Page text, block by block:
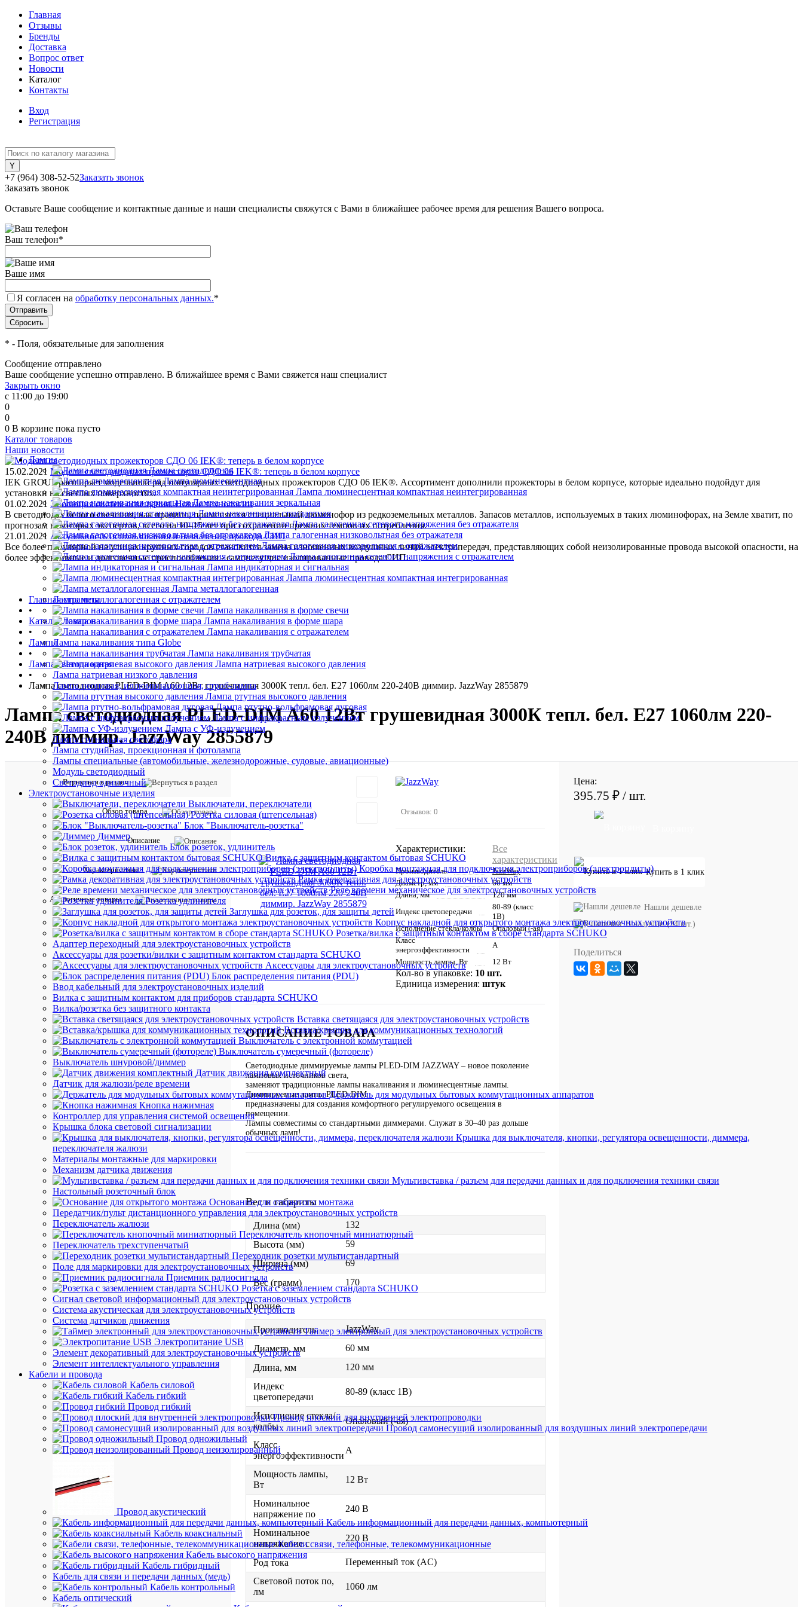
Главная
Отзывы
Бренды
Доставка
Вопрос ответ
Новости
Каталог
Контакты
Вход
Регистрация
+7 (964) 308-52-52Заказать звонок
Заказать звонок
Оставьте Ваше сообщение и контактные данные и наши специалисты свяжутся с Вами в ближайшее рабочее время для решения Вашего вопроса.
Ваш телефон*
Ваше имя
Я согласен на обработку персональных данных.*
* - Поля, обязательные для заполнения
Сообщение отправлено
Ваше сообщение успешно отправлено. В ближайшее время с Вами свяжется наш специалист
Закрыть окно
с 11:00 до 19:00
0
0
0 В корзине пока пусто
Каталог товаров
Лампы
Лампа светодиодная
Лампа люминесцентная
Лампа люминесцентная компактная неинтегрированная
Лампа накаливания зеркальная
Лампа накаливания стандартная
Лампа галогенная сетевого напряжения без отражателя
Лампа галогенная низковольтная без отражателя
Лампа галогенная низковольтная с отражателем
Лампа галогенная сетевого напряжения с отражателем
Лампа индикаторная и сигнальная
Лампа люминесцентная компактная интегрированная
Лампа металлогалогенная
Лампа металлогалогенная с отражателем
Лампа накаливания в форме свечи
Лампа накаливания в форме шара
Лампа накаливания с отражателем
Лампа накаливания типа Globe
Лампа накаливания трубчатая
Лампа натриевая высокого давления
Лампа натриевая низкого давления
Лампа неоновая, иллюминационная, строб-лампа
Лампа ртутная высокого давления
Лампа ртутно-вольфрамовая дуговая
Лампа с инфракрасным излучением
Лампа с УФ-излучением
Лампа сигнальная светофора
Лампа студийная, проекционная и фотолампа
Лампы специальные (автомобильные, железнодорожные, судовые, авиационные)
Модуль светодиодный
Светодиод одиночный
Электроустановочные изделия
Выключатели, переключатели
Розетка силовая (штепсельная)
Блок "Выключатель-розетка"
Диммер
Блок розеток, удлинитель
Вилка с защитным контактом бытовая SCHUKO
Коробка монтажная для подключения электроприборов (электроплиты)
Рамка декоративная для электроустановочных устройств
Реле времени механическое для электроустановочных устройств
Розетка удлинителя
Заглушка для розеток, для защиты детей
Корпус накладной для открытого монтажа электроустановочных устройств
Розетка/вилка с защитным контактом в сборе стандарта SCHUKO
Адаптер переходный для электроустановочных устройств
Аксессуары для розетки/вилки с защитным контактом стандарта SCHUKO
Аксессуары для электроустановочных устройств
Блок распределения питания (PDU)
Ввод кабельный для электроустановочных изделий
Вилка с защитным контактом для приборов стандарта SCHUKO
Вилка/розетка без защитного контакта
Вставка светящаяся для электроустановочных устройств
Вставка/крышка для коммуникационных технологий
Выключатель с электронной коммутацией
Выключатель сумеречный (фотореле)
Выключатель шнуровой/диммер
Датчик движения комплектный
Датчик для жалюзи/реле времени
Держатель для модульных бытовых коммутационных аппаратов
Кнопка нажимная
Контроллер для управления системой освещения
Крышка блока световой сигнализации
Крышка для выключателя, кнопки, регулятора освещенности, диммера,
переключателя жалюзи
Материалы монтажные для маркировки
Механизм датчика движения
Мультивставка / разъем для передачи данных и для подключения техники связи
Настольный розеточный блок
Основание для открытого монтажа
Передатчик/пульт дистанционного управления для электроустановочных устройств
Переключатель жалюзи
Переключатель кнопочный миниатюрный
Переключатель трехступенчатый
Переходник розетки мультистандартный
Поле для маркировки для электроустановочных устройств
Приемник радиосигнала
Розетка с заземлением стандарта SCHUKO
Сигнал световой информационный для электроустановочных устройств
Система акустическая для электроустановочных устройств
Система датчиков движения
Таймер электронный для электроустановочных устройств
Электропитание USB
Элемент декоративный для электроустановочных устройств
Элемент интеллектуального управления
Кабели и провода
Кабель силовой
Кабель гибкий
Провод гибкий
Провод плоский для внутренней электропроводки
Провод самонесущий изолированный для воздушных линий электропередачи
Провод одножильный
Провод неизолированный
Провод акустический
Кабель информационный для передачи данных, компьютерный
Кабель коаксиальный
Кабели связи, телефонные, телекоммуникационные
Кабель высокого напряжения
Кабель гибридный
Кабель для связи и передачи данных (медь)
Кабель контрольный
Кабель оптический
Наши новости
15.02.2021 Модели светодиодных прожекторов СДО 06 IEK®: теперь в белом корпусе
IEK GROUP расширяет модельный ряд популярных светодиодных прожекторов СДО 06 IEK®. Ассортимент дополнили прожекторы в белом корпусе, которые идеально подойдут для
установки на светлых поверхностях.
01.02.2021 Эволюция систем освещения. Новые технологии
В светодиодах белого свечения, как правило, применяется специальный люминофор из редкоземельных металлов. Запасов металлов, используемых в таких люминофорах, на Земле хватит, по
прогнозам некоторых экспертов, всего на 10–15 лет при сохранении прежних темпов их потребления.
21.01.2021 Актуальность использования и назначение провода СИП
Все более популярной на улицах крупных городов становится замена изношенных воздушных линий электропередач, представляющих собой неизолированные провода высокой опасности, на
более эффективные и долговечные приспособления - самонесущие изолированные провода СИП.
Главная страница
•
Каталог товаров
•
Лампы
•
Лампа светодиодная
•
Лампа светодиодная PLED-DIM A60 12Вт грушевидная 3000К тепл. бел. E27 1060лм 220-240В диммир. JazzWay 2855879
Лампа светодиодная PLED-DIM A60 12Вт грушевидная 3000К тепл. бел. E27 1060лм 220-
240В диммир. JazzWay 2855879
Вернуться в раздел
Обзор товара
Описание
Характеристики
Аналогичные товары
Отзывов: 0
Характеристики:
Все
характеристики
Производитель
JazzWay
Диаметр, мм
60 мм
Длина, мм
120 мм
Индекс цветопередачи
80-89 (класс
1В)
Исполнение стекла/колбы
Опаловый (-ая)
Класс
энергоэффективности
A
Мощность лампы, Вт
12 Вт
Кол-во в упаковке: 10 шт.
Единица измерения: штук
ОПИСАНИЕ ТОВАРА
Светодиодные диммируемые лампы PLED-DIM JAZZWAY – новое поколение
ламповых источников света,
заменяют традиционные лампы накаливания и люминесцентные лампы.
Диммируемые лампы PLED-DIM
предназначены для создания комфортного регулируемого освещения в
помещении.
Лампы совместимы со стандартными диммерами. Служат в 30–40 раз дольше
обычных ламп!
Вес и габариты
Длина (мм)
132
Высота (мм)
59
Ширина (мм)
69
Вес (грамм)
170
Прочие
Производитель
JazzWay
Диаметр, мм
60 мм
Длина, мм
120 мм
Индекс
цветопередачи
80-89 (класс 1В)
Исполнение стекла/
колбы
Опаловый (-ая)
Класс
энергоэффективности
A
Мощность лампы,
Вт
12 Вт
Номинальное
напряжение по
240 В
Номинальное
напряжение с
220 В
Род тока
Переменный ток (AC)
Световой поток по,
лм
1060 лм
Цена:
395.75 ₽ / шт.
Купить в 1 клик
Нашли дешевле
В наличии (34 шт.)
Поделиться